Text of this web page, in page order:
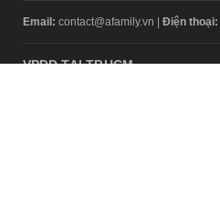
Email: contact@afamily.vn | Điện thoại:
VPĐD TẠI TP.HCM